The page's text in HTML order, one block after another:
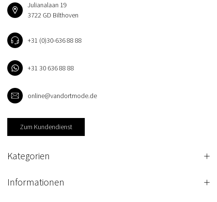
Julianalaan 19
3722 GD Bilthoven
+31 (0)30-636 88 88
+31 30 636 88 88
online@vandortmode.de
Zum Kundendienst
Kategorien
Informationen